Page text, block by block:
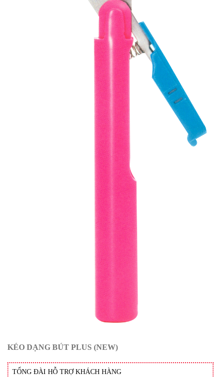
KÉO DẠNG BÚT PLUS (NEW)
TỔNG ĐÀI HỖ TRỢ KHÁCH HÀNG